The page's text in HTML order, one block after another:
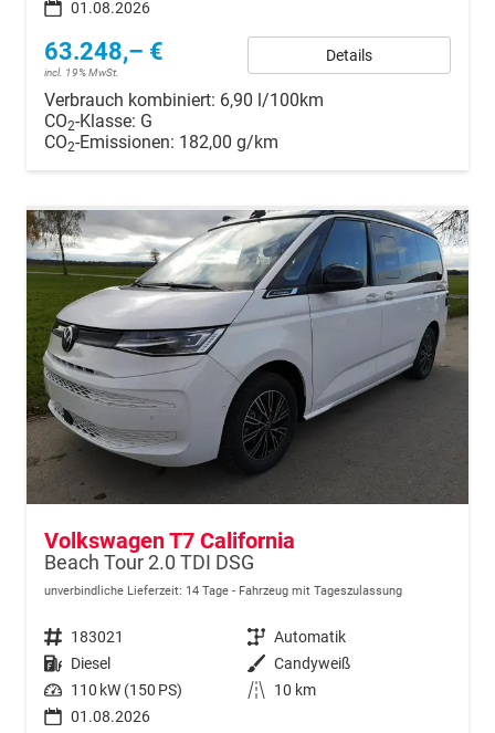
01.08.2026
63.248,– €
incl. 19% MwSt.
Details
Verbrauch kombiniert: 6,90 l/100km
CO2-Klasse: G
CO2-Emissionen: 182,00 g/km
Volkswagen T7 California
Beach Tour 2.0 TDI DSG
unverbindliche Lieferzeit: 14 Tage Fahrzeug mit Tageszulassung
Fahrzeugnr. 183021 Getriebe Automatik
Kraftstoff Diesel Außenfarbe Candyweiß
Leistung 110 kW (150 PS) Kilometerstand
10 km
01.08.2026